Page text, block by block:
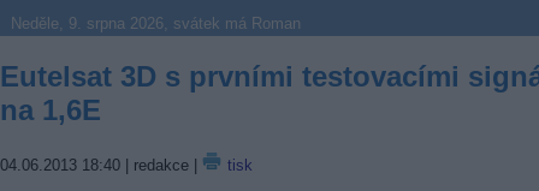
Neděle, 9. srpna 2026, svátek má Roman
Eutelsat 3D s prvními testovacími
na 1,6E
04.06.2013 18:40 | redakce | tisk